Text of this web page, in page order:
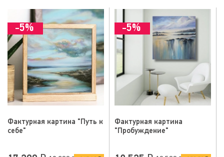
-5%
Фактурная картина "Путь к
себе"
-5%
Фактурная картина
"Пробуждение"